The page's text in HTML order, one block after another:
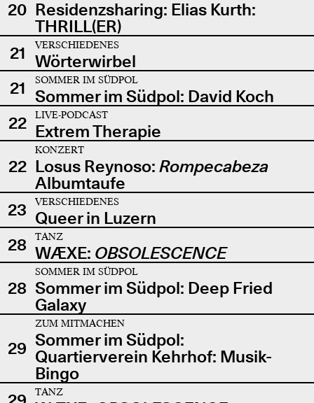
20 Residenzsharing: Elias Kurth:
THRILL(ER)
21
VERSCHIEDENES
Wörterwirbel
21
SOMMER IM SÜDPOL
Sommer im Südpol: David Koch
22
LIVE-PODCAST
Extrem Therapie
22
KONZERT
Losus Reynoso: Rompecabeza
Albumtaufe
23
VERSCHIEDENES
Queer in Luzern
28
TANZ
WÆXE: OBSOLESCENCE
28
SOMMER IM SÜDPOL
Sommer im Südpol: Deep Fried
Galaxy
29
ZUM MITMACHEN
Sommer im Südpol:
Quartierverein Kehrhof: Musik-
Bingo
TANZ